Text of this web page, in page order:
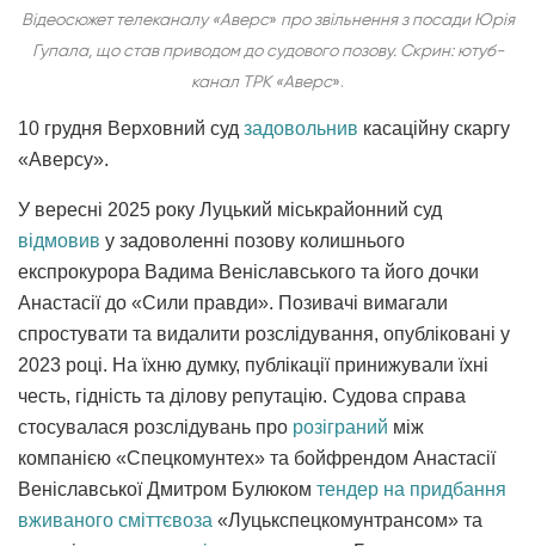
Відеосюжет телеканалу «Аверс» про звільнення з посади Юрія
Гупала, що став приводом до судового позову. Скрин: ютуб-
канал ТРК «Аверс».
10 грудня Верховний суд задовольнив касаційну скаргу
«Аверсу».
У вересні 2025 року Луцький міськрайонний суд
відмовив у задоволенні позову колишнього
експрокурора Вадима Веніславського та його дочки
Анастасії до «Сили правди». Позивачі вимагали
спростувати та видалити розслідування, опубліковані у
2023 році. На їхню думку, публікації принижували їхні
честь, гідність та ділову репутацію. Судова справа
стосувалася розслідувань про розіграний між
компанією «Спецкомунтех» та бойфрендом Анастасії
Веніславської Дмитром Булюком тендер на придбання
вживаного сміттєвоза «Луцькспецкомунтрансом» та